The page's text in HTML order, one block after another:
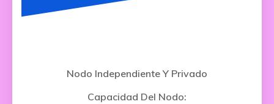
Nodo Independiente Y Privado
Capacidad Del Nodo: